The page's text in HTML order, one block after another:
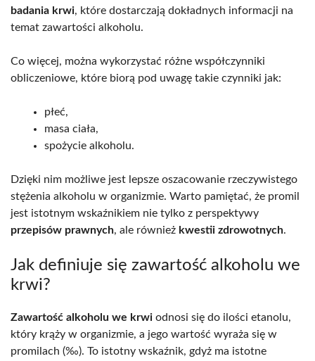
badania krwi, które dostarczają dokładnych informacji na
temat zawartości alkoholu.
Co więcej, można wykorzystać różne współczynniki
obliczeniowe, które biorą pod uwagę takie czynniki jak:
płeć,
masa ciała,
spożycie alkoholu.
Dzięki nim możliwe jest lepsze oszacowanie rzeczywistego
stężenia alkoholu w organizmie. Warto pamiętać, że promil
jest istotnym wskaźnikiem nie tylko z perspektywy
przepisów prawnych, ale również kwestii zdrowotnych.
Jak definiuje się zawartość alkoholu we
krwi?
Zawartość alkoholu we krwi odnosi się do ilości etanolu,
który krąży w organizmie, a jego wartość wyraża się w
promilach (‰). To istotny wskaźnik, gdyż ma istotne